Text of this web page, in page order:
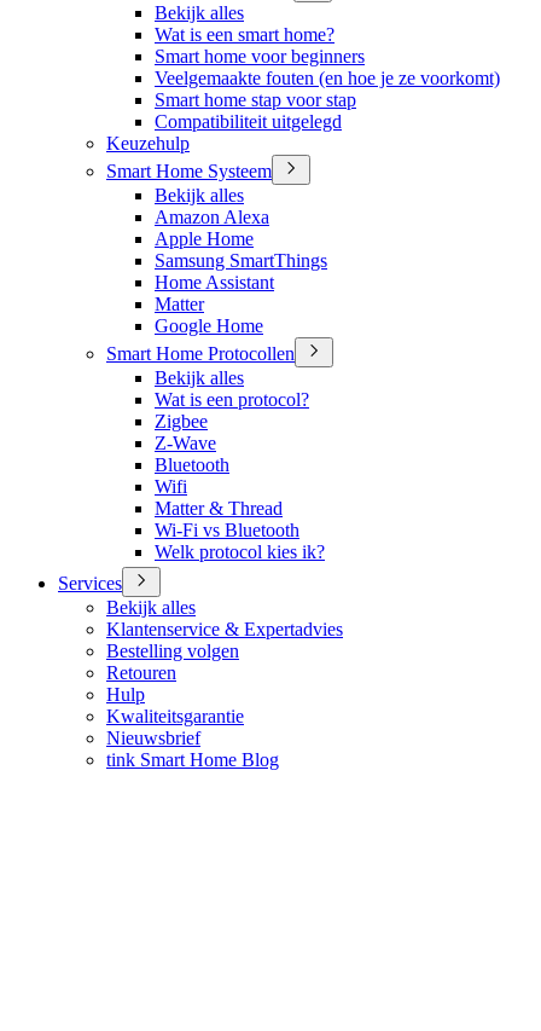
Bekijk alles
Wat is een smart home?
Smart home voor beginners
Veelgemaakte fouten (en hoe je ze voorkomt)
Smart home stap voor stap
Compatibiliteit uitgelegd
Keuzehulp
Smart Home Systeem
Bekijk alles
Amazon Alexa
Apple Home
Samsung SmartThings
Home Assistant
Matter
Google Home
Smart Home Protocollen
Bekijk alles
Wat is een protocol?
Zigbee
Z-Wave
Bluetooth
Wifi
Matter & Thread
Wi-Fi vs Bluetooth
Welk protocol kies ik?
Services
Bekijk alles
Klantenservice & Expertadvies
Bestelling volgen
Retouren
Hulp
Kwaliteitsgarantie
Nieuwsbrief
tink Smart Home Blog